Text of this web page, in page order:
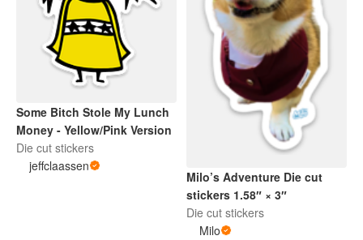
Some Bitch Stole My Lunch
Money - Yellow/Pink Version
Die cut stickers
jeffclaassen
Milo’s Adventure Die cut
stickers 1.58″ × 3″
Die cut stickers
Milo